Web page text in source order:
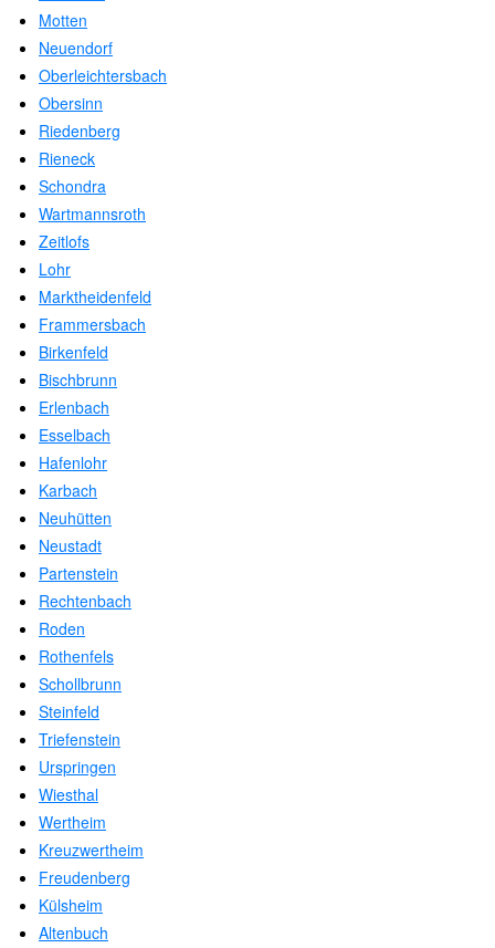
Motten
Neuendorf
Oberleichtersbach
Obersinn
Riedenberg
Rieneck
Schondra
Wartmannsroth
Zeitlofs
Lohr
Marktheidenfeld
Frammersbach
Birkenfeld
Bischbrunn
Erlenbach
Esselbach
Hafenlohr
Karbach
Neuhütten
Neustadt
Partenstein
Rechtenbach
Roden
Rothenfels
Schollbrunn
Steinfeld
Triefenstein
Urspringen
Wiesthal
Wertheim
Kreuzwertheim
Freudenberg
Külsheim
Altenbuch